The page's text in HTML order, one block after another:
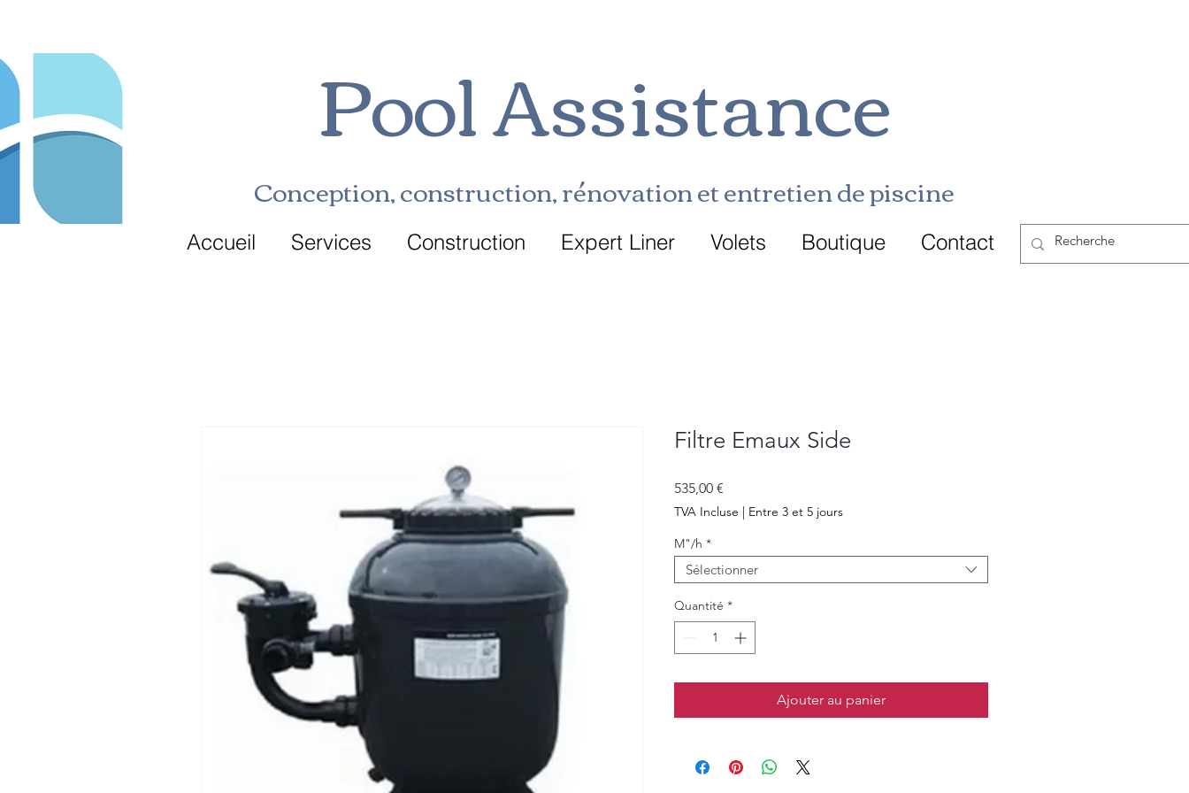
Pool Assistance
Conception, construction, rénovation et entretien de piscine
Accueil Services Construction Expert Liner Volets Boutique Contact
Filtre Emaux Side
535,00 €
TVA Incluse | Entre 3 et 5 jours
M"/h *
Sélectionner
Quantité *
Ajouter au panier